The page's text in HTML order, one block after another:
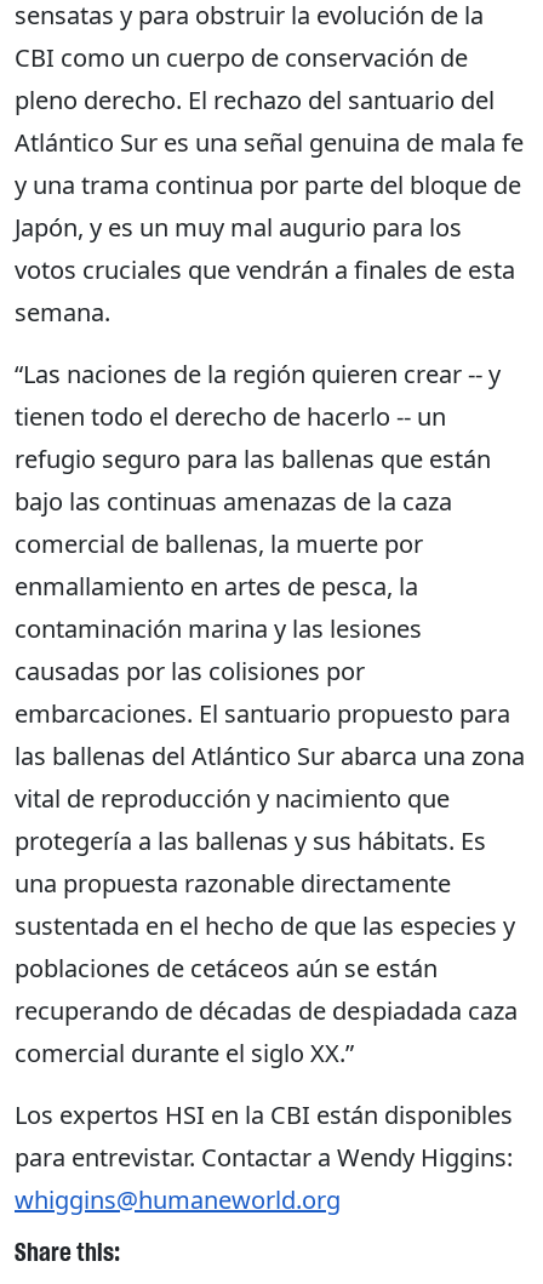
sensatas y para obstruir la evolución de la
CBI como un cuerpo de conservación de
pleno derecho. El rechazo del santuario del
Atlántico Sur es una señal genuina de mala fe
y una trama continua por parte del bloque de
Japón, y es un muy mal augurio para los
votos cruciales que vendrán a finales de esta
semana.
“Las naciones de la región quieren crear -- y
tienen todo el derecho de hacerlo -- un
refugio seguro para las ballenas que están
bajo las continuas amenazas de la caza
comercial de ballenas, la muerte por
enmallamiento en artes de pesca, la
contaminación marina y las lesiones
causadas por las colisiones por
embarcaciones. El santuario propuesto para
las ballenas del Atlántico Sur abarca una zona
vital de reproducción y nacimiento que
protegería a las ballenas y sus hábitats. Es
una propuesta razonable directamente
sustentada en el hecho de que las especies y
poblaciones de cetáceos aún se están
recuperando de décadas de despiadada caza
comercial durante el siglo XX.”
Los expertos HSI en la CBI están disponibles
para entrevistar. Contactar a Wendy Higgins:
whiggins@humaneworld.org
Share this: